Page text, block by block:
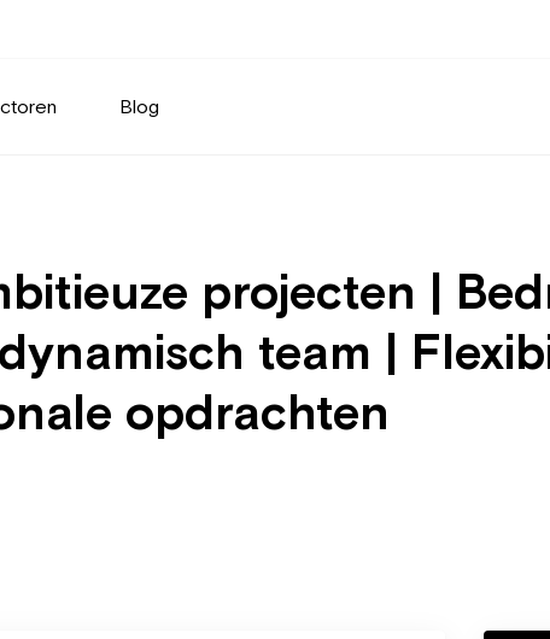
Blog
projecten |
team |
opdrachten